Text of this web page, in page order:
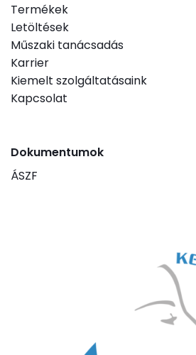
Termékek
Letöltések
Műszaki tanácsadás
Karrier
Kiemelt szolgáltatásaink
Kapcsolat
Dokumentumok
ÁSZF